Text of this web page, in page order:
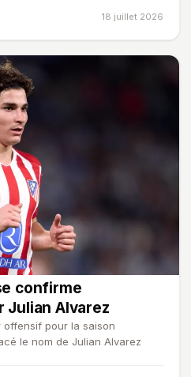
18 juillet 2026
confirme
Julian Alvarez
pour la saison
le nom de Julian Alvarez